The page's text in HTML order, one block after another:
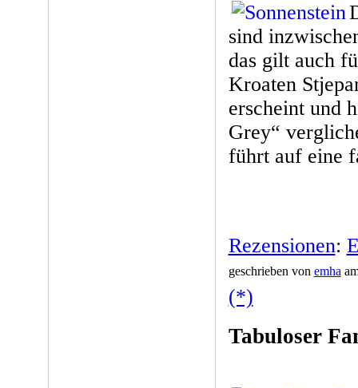
sind
das gilt auch
Kroaten
erscheint und
Grey“
führt auf eine
Rezensionen:
geschrieben von emha
(*)
Tabuloser